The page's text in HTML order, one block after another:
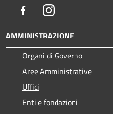
FacebookInstagram
AMMINISTRAZIONE
Organi di Governo
Aree Amministrative
Uffici
Enti e fondazioni